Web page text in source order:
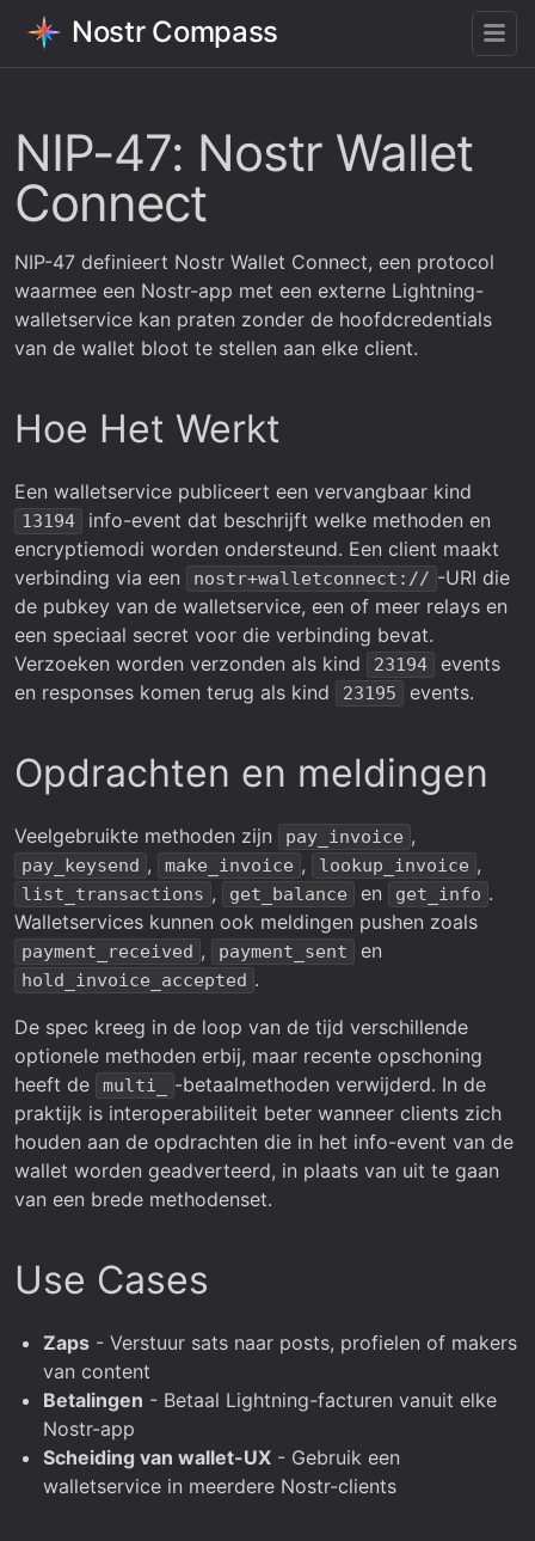
Nostr Compass
NIP-47: Nostr Wallet
Connect
NIP-47 definieert Nostr Wallet Connect, een protocol
waarmee een Nostr-app met een externe Lightning-
walletservice kan praten zonder de hoofdcredentials
van de wallet bloot te stellen aan elke client.
Hoe Het Werkt
Een walletservice publiceert een vervangbaar kind
13194
info-event dat beschrijft welke methoden en
encryptiemodi worden ondersteund. Een client maakt
verbinding via een
nostr+walletconnect:// -URI die
de pubkey van de walletservice, een of meer relays en
een speciaal secret voor die verbinding bevat.
Verzoeken worden verzonden als kind
23194
events
en responses komen terug als kind
23195 events.
Opdrachten en meldingen
Veelgebruikte methoden zijn pay_invoice ,
pay_keysend , make_invoice , lookup_invoice ,
list_transactions , get_balance en get_info .
Walletservices kunnen ook meldingen pushen zoals
payment_received , payment_sent en
hold_invoice_accepted .
De spec kreeg in de loop van de tijd verschillende
optionele methoden erbij, maar recente opschoning
heeft de
multi_
-betaalmethoden verwijderd. In de
praktijk is interoperabiliteit beter wanneer clients zich
houden aan de opdrachten die in het info-event van de
wallet worden geadverteerd, in plaats van uit te gaan
van een brede methodenset.
Use Cases
Zaps - Verstuur sats naar posts, profielen of makers
van content
Betalingen - Betaal Lightning-facturen vanuit elke
Nostr-app
Scheiding van wallet-UX - Gebruik een
walletservice in meerdere Nostr-clients